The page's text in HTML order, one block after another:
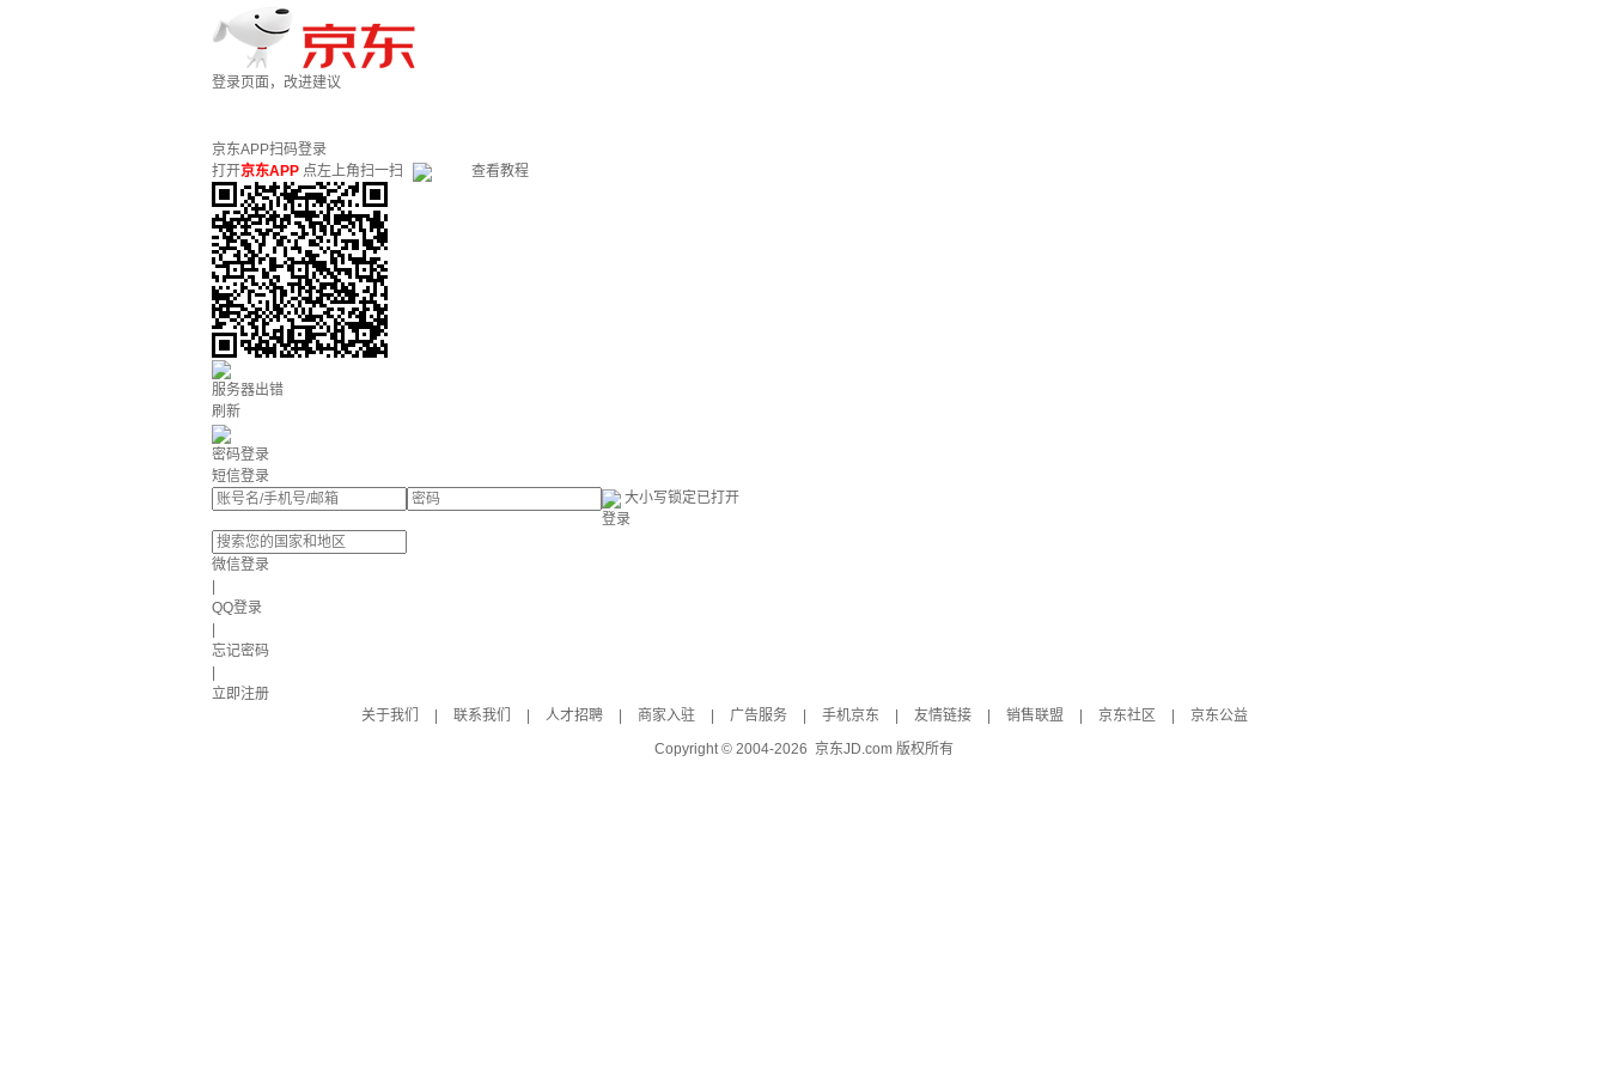
登录页面，改进建议
京东APP扫码登录
打开京东APP 点左上角扫一扫 查看教程
服务器出错
刷新
密码登录
短信登录
大小写锁定已打开
登录
微信登录
QQ登录
忘记密码
立即注册
关于我们
联系我们 人才招聘 商家入驻 广告服务 手机京东 友情链接 销售联盟 京东社区
京东公益
Copyright © 2004-2026 京东JD.com 版权所有